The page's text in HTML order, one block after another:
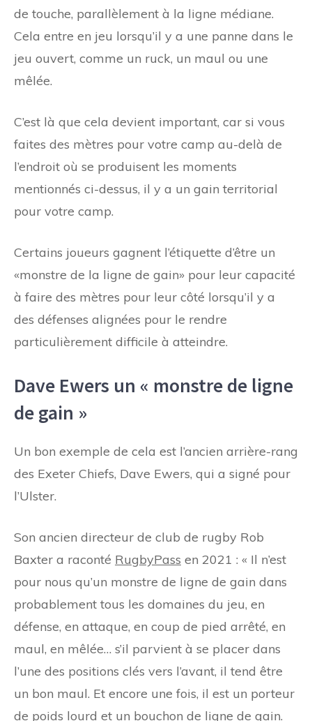
de touche, parallèlement à la ligne médiane.
Cela entre en jeu lorsqu’il y a une panne dans le
jeu ouvert, comme un ruck, un maul ou une
mêlée.
C’est là que cela devient important, car si vous
faites des mètres pour votre camp au-delà de
l’endroit où se produisent les moments
mentionnés ci-dessus, il y a un gain territorial
pour votre camp.
Certains joueurs gagnent l’étiquette d’être un
«monstre de la ligne de gain» pour leur capacité
à faire des mètres pour leur côté lorsqu’il y a
des défenses alignées pour le rendre
particulièrement difficile à atteindre.
Dave Ewers un « monstre de ligne
de gain »
Un bon exemple de cela est l’ancien arrière-rang
des Exeter Chiefs, Dave Ewers, qui a signé pour
l’Ulster.
Son ancien directeur de club de rugby Rob
Baxter a raconté RugbyPass en 2021 : « Il n’est
pour nous qu’un monstre de ligne de gain dans
probablement tous les domaines du jeu, en
défense, en attaque, en coup de pied arrêté, en
maul, en mêlée… s’il parvient à se placer dans
l’une des positions clés vers l’avant, il tend être
un bon maul. Et encore une fois, il est un porteur
de poids lourd et un bouchon de ligne de gain.